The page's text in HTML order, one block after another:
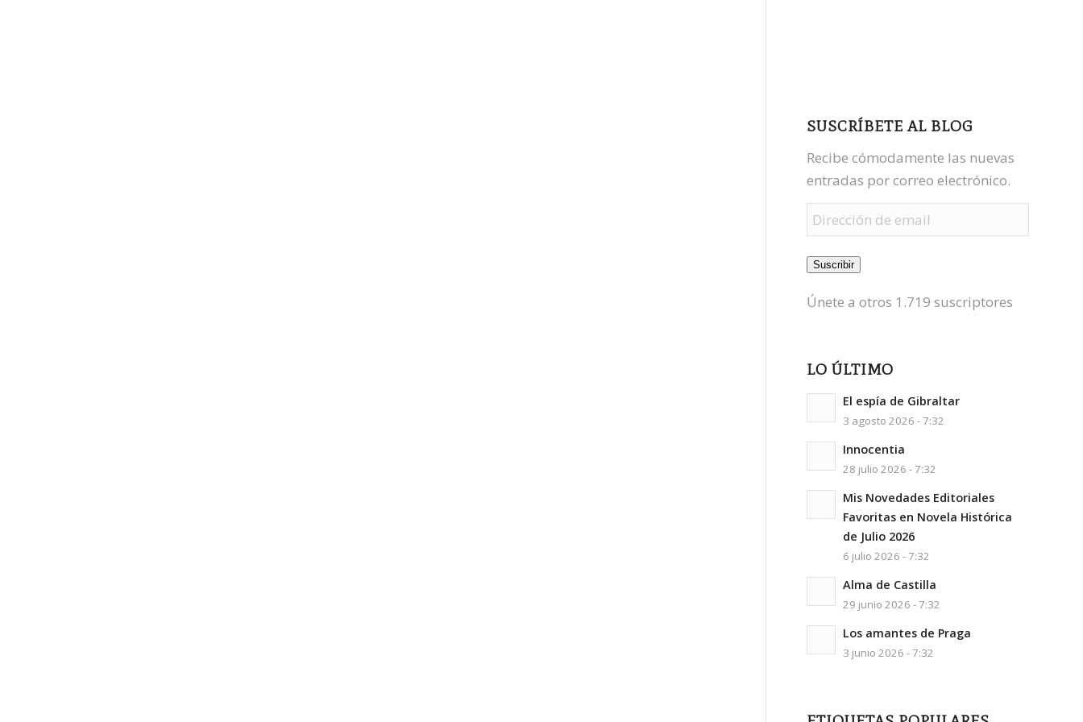
SUSCRÍBETE AL BLOG
Recibe cómodamente las nuevas
entradas por correo electrónico.
Dirección
de
email
Suscribir
Únete a otros 1.719 suscriptores
LO ÚLTIMO
El espía de Gibraltar
3 agosto 2026 - 7:32
Innocentia
28 julio 2026 - 7:32
Mis Novedades Editoriales
Favoritas en Novela Histórica
de Julio 2026
6 julio 2026 - 7:32
Alma de Castilla
29 junio 2026 - 7:32
Los amantes de Praga
3 junio 2026 - 7:32